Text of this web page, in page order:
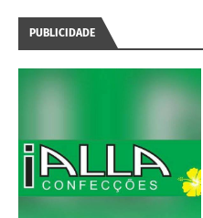
PUBLICIDADE